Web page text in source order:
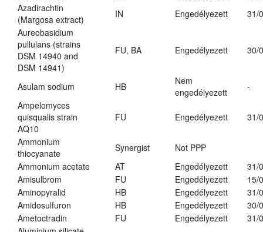
Azadirachtin
(Margosa extract)
IN Engedélyezett
31/
Aureobasidium
pullulans (strains
DSM 14940 and
DSM 14941)
FU, BA Engedélyezett 30/
Asulam sodium HB
Nem
engedélyezett
-
Ampelomyces
quisqualis strain
AQ10
FU Engedélyezett 31/
Ammonium
thiocyanate
Synergist
Not PPP
Ammonium acetate
AT Engedélyezett
31/
Amisulbrom
FU Engedélyezett
15/
Aminopyralid
HB Engedélyezett
31/
Amidosulfuron
HB Engedélyezett
30/
Ametoctradin
FU Engedélyezett
31/